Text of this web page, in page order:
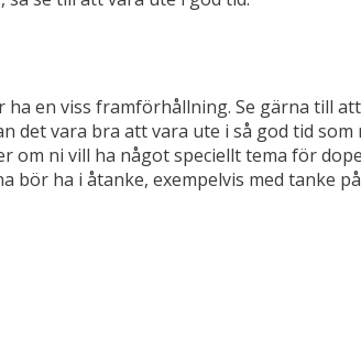
en viss framförhållning. Se gärna till
det vara bra att vara ute i så god tid
ni vill ha något speciellt tema för
ha i åtanke, exempelvis med tanke